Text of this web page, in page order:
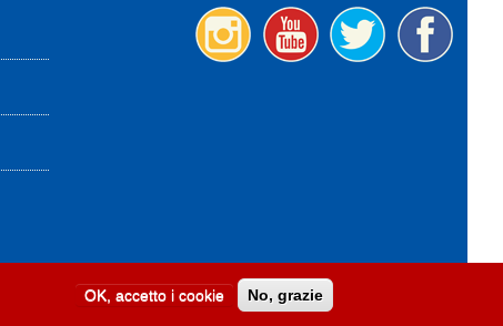
OK, accetto i cookie No, grazie